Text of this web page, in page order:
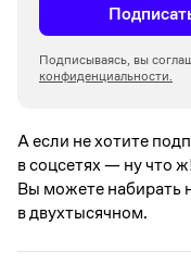
Подписываясь, вы
конфиденциальности.
А если не хотите
в соцсетях —ну что
Вы можете набирать
в двухтысячном.